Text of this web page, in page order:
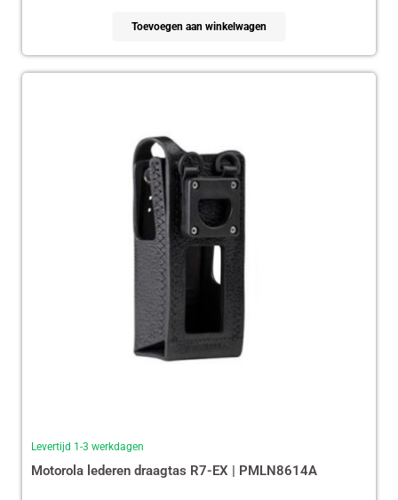
Toevoegen aan winkelwagen
Levertijd 1-3 werkdagen
Motorola lederen draagtas R7-EX | PMLN8614A